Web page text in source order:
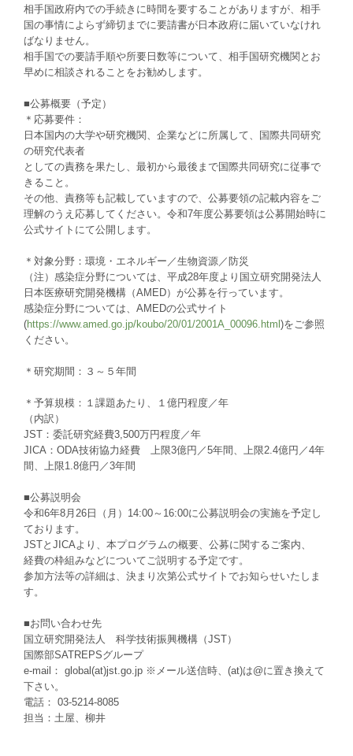
相手国政府内での手続きに時間を要することがありますが、相手
国の事情によらず締切までに要請書が日本政府に届いていなけれ
ばなりません。
相手国での要請手順や所要日数等について、相手国研究機関とお
早めに相談されることをお勧めします。
■公募概要（予定）
＊応募要件：
日本国内の大学や研究機関、企業などに所属して、国際共同研究
の研究代表者
としての責務を果たし、最初から最後まで国際共同研究に従事で
きること。
その他、責務等も記載していますので、公募要領の記載内容をご
理解のうえ応募してください。令和7年度公募要領は公募開始時に
公式サイトにて公開します。
＊対象分野：環境・エネルギー／生物資源／防災
（注）感染症分野については、平成28年度より国立研究開発法人
日本医療研究開発機構（AMED）が公募を行っています。
感染症分野については、AMEDの公式サイト
(https://www.amed.go.jp/koubo/20/01/2001A_00096.html )をご参照
ください。
＊研究期間：３～５年間
＊予算規模：１課題あたり、１億円程度／年
（内訳）
JST：委託研究経費3,500万円程度／年
JICA：ODA技術協力経費 上限3億円／5年間、上限2.4億円／4年
間、上限1.8億円／3年間
■公募説明会
令和6年8月26日（月）14:00～16:00に公募説明会の実施を予定し
ております。
JSTとJICAより、本プログラムの概要、公募に関するご案内、
経費の枠組みなどについてご説明する予定です。
参加方法等の詳細は、決まり次第公式サイトでお知らせいたしま
す。
■お問い合わせ先
国立研究開発法人 科学技術振興機構（JST）
国際部SATREPSグループ
e-mail： global(at)jst.go.jp ※メール送信時、(at)は@に置き換えて
下さい。
電話： 03-5214-8085
担当：土屋、柳井